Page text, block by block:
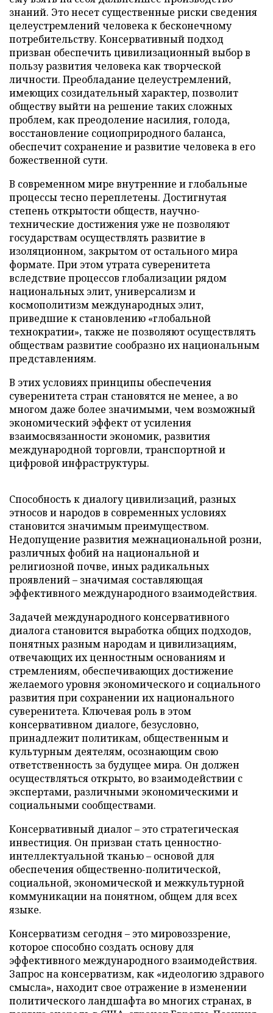
знаний. Это несет существенные риски сведения
целеустремлений человека к бесконечному
потребительству. Консервативный подход
призван обеспечить цивилизационный выбор в
пользу развития человека как творческой
личности. Преобладание целеустремлений,
имеющих созидательный характер, позволит
обществу выйти на решение таких сложных
проблем, как преодоление насилия, голода,
восстановление социоприродного баланса,
обеспечит сохранение и развитие человека в его
божественной сути.
В современном мире внутренние и глобальные
процессы тесно переплетены. Достигнутая
степень открытости обществ, научно-
технические достижения уже не позволяют
государствам осуществлять развитие в
изоляционном, закрытом от остального мира
формате. При этом утрата суверенитета
вследствие процессов глобализации рядом
национальных элит, универсализм и
космополитизм международных элит,
приведшие к становлению «глобальной
технократии», также не позволяют осуществлять
обществам развитие сообразно их национальным
представлениям.
В этих условиях принципы обеспечения
суверенитета стран становятся не менее, а во
многом даже более значимыми, чем возможный
экономический эффект от усиления
взаимосвязанности экономик, развития
международной торговли, транспортной и
цифровой инфраструктуры.
Способность к диалогу цивилизаций, разных
этносов и народов в современных условиях
становится значимым преимуществом.
Недопущение развития межнациональной розни,
различных фобий на национальной и
религиозной почве, иных радикальных
проявлений – значимая составляющая
эффективного международного взаимодействия.
Задачей международного консервативного
диалога становится выработка общих подходов,
понятных разным народам и цивилизациям,
отвечающих их ценностным основаниям и
стремлениям, обеспечивающих достижение
желаемого уровня экономического и социального
развития при сохранении их национального
суверенитета. Ключевая роль в этом
консервативном диалоге, безусловно,
принадлежит политикам, общественным и
культурным деятелям, осознающим свою
ответственность за будущее мира. Он должен
осуществляться открыто, во взаимодействии с
экспертами, различными экономическими и
социальными сообществами.
Консервативный диалог – это стратегическая
инвестиция. Он призван стать ценностно-
интеллектуальной тканью – основой для
обеспечения общественно-политической,
социальной, экономической и межкультурной
коммуникации на понятном, общем для всех
языке.
Консерватизм сегодня – это мировоззрение,
которое способно создать основу для
эффективного международного взаимодействия.
Запрос на консерватизм, как «идеологию здравого
смысла», находит свое отражение в изменении
политического ландшафта во многих странах, в